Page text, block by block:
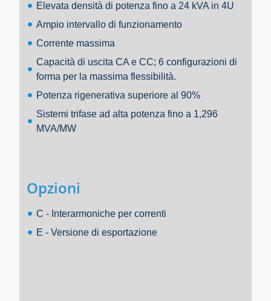
Elevata densità di potenza fino a 24 kVA in 4U
Ampio intervallo di funzionamento
Corrente massima
Capacità di uscita CA e CC; 6 configurazioni di
forma per la massima flessibilità.
Potenza rigenerativa superiore al 90%
Sistemi trifase ad alta potenza fino a 1,296
MVA/MW
Opzioni
C - Interarmoniche per correnti
E - Versione di esportazione